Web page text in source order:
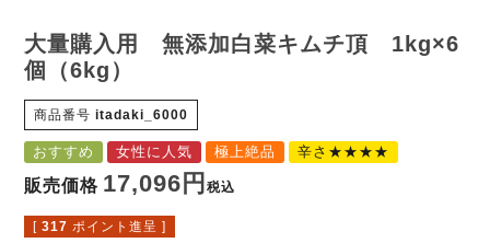
大量購入用 無添加白菜キムチ頂 1kg×6
個（6kg）
商品番号 itadaki_6000
おすすめ 女性に人気 極上絶品 辛さ★★★★
販売価格 17,096 税込
[ 317 ポイント進呈 ]